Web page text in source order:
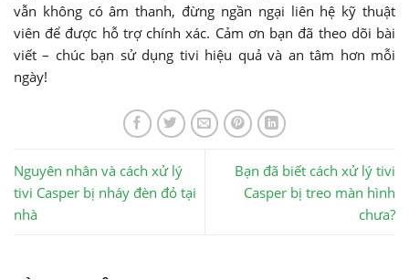
vẫn không có âm thanh, đừng ngần ngại liên hệ kỹ thuật
viên để được hỗ trợ chính xác. Cảm ơn bạn đã theo dõi bài
viết – chúc bạn sử dụng tivi hiệu quả và an tâm hơn mỗi
ngày!
Nguyên nhân và cách xử lý
tivi Casper bị nháy đèn đỏ tại
nhà
Bạn đã biết cách xử lý tivi
Casper bị treo màn hình
chưa?